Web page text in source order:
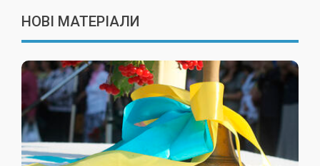
НОВІ МАТЕРІАЛИ